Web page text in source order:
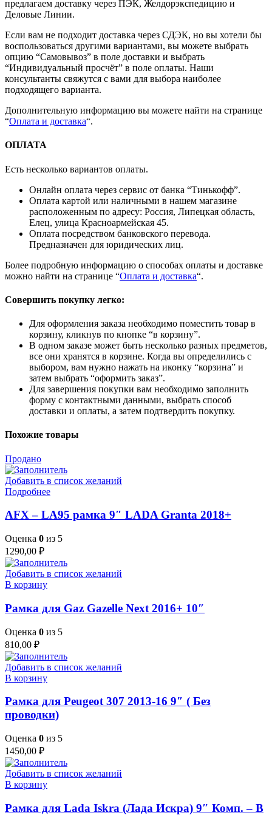
предлагаем доставку через ПЭК, Желдорэкспедицию и
Деловые Линии.
Если вам не подходит доставка через СДЭК, но вы хотели бы
воспользоваться другими вариантами, вы можете выбрать
опцию “Самовывоз” в поле доставки и выбрать
“Индивидуальный просчёт” в поле оплаты. Наши
консультанты свяжутся с вами для выбора наиболее
подходящего варианта.
Дополнительную информацию вы можете найти на странице
“Оплата и доставка“.
ОПЛАТА
Есть несколько вариантов оплаты.
Онлайн оплата через сервис от банка “Тинькофф”.
Оплата картой или наличными в нашем магазине
расположенным по адресу: Россия, Липецкая область,
Елец, улица Красноармейская 45.
Оплата посредством банковского перевода.
Предназначен для юридических лиц.
Более подробную информацию о способах оплаты и доставке
можно найти на странице “Оплата и доставка“.
Совершить покупку легко:
Для оформления заказа необходимо поместить товар в
корзину, кликнув по кнопке “в корзину”.
В одном заказе может быть несколько разных предметов,
все они хранятся в корзине. Когда вы определились с
выбором, вам нужно нажать на иконку “корзина” и
затем выбрать “оформить заказ”.
Для завершения покупки вам необходимо заполнить
форму с контактными данными, выбрать способ
доставки и оплаты, а затем подтвердить покупку.
Похожие товары
Продано
Добавить в список желаний
Подробнее
AFX – LA95 рамка 9″ LADA Granta 2018+
Оценка 0 из 5
1290,00 ₽
Добавить в список желаний
В корзину
Рамка для Gaz Gazelle Next 2016+ 10″
Оценка 0 из 5
810,00 ₽
Добавить в список желаний
В корзину
Рамка для Peugeot 307 2013-16 9″ ( Без
проводки)
Оценка 0 из 5
1450,00 ₽
Добавить в список желаний
В корзину
Рамка для Lada Iskra (Лада Искра) 9″ Комп. – B